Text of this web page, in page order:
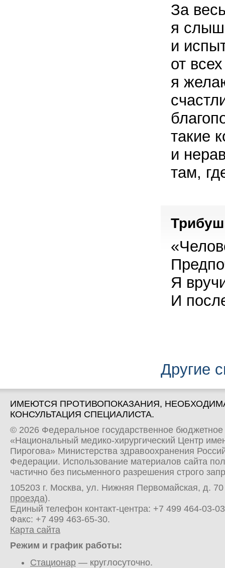
За
я
и
от
я
такие
и
там,
Я
И
Другие
ИМЕЮТСЯ ПРОТИВОПОКАЗАНИЯ,
КОНСУЛЬТАЦИЯ СПЕЦИАЛИСТА.
© 2026 Федеральное государственное
«Национальный медико-хирургический Центр
Пирогова» Министерства здравоохранения
Федерации. Использование материалов сайта
частично без письменного разрешения строго
105203 г. Москва, ул. Нижняя Первомайская, д.
проезда).
Единый телефон контакт-центра: +7 499 464-03-03
Факс: +7 499 463-65-30.
Карта сайта
Режим и график работы:
Стационар — круглосуточно.